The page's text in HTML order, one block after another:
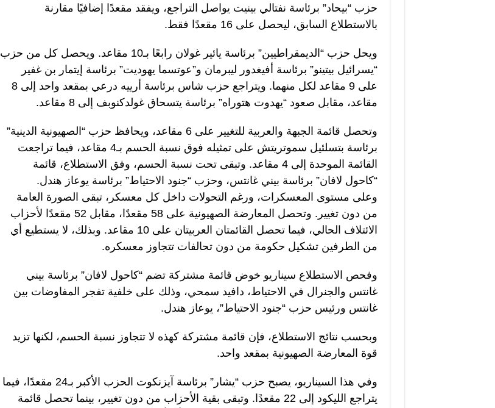
حزب “بيحاد” برئاسة نفتالي بينيت يواصل التراجع، ويفقد مقعدًا إضافيًا مقارنة
بالاستطلاع السابق، ليحصل على 16 مقعدًا فقط.
ويحل حزب “الديمقراطيين” برئاسة يائير غولان رابعًا بـ10 مقاعد. ويحصل كل من حزب
“يسرائيل بيتينو” برئاسة أفيغدور ليبرمان و”عوتسما يهوديت” برئاسة إيتمار بن غفير
على 9 مقاعد لكل منهما. ويتراجع حزب شاس برئاسة أرييه درعي بمقعد واحد إلى 8
مقاعد، مقابل صعود “يهدوت هتوراه” برئاسة يتسحاق غولدكنوبف إلى 8 مقاعد.
وتحصل قائمة الجبهة والعربية للتغيير على 6 مقاعد، ويحافظ حزب “الصهيونية الدينية”
برئاسة بتسلئيل سموتريتش على تمثيله فوق نسبة الحسم بـ4 مقاعد، فيما تراجعت
القائمة الموحدة إلى 4 مقاعد. وتبقى تحت نسبة الحسم، وفق الاستطلاع، قائمة
“كاحول لافان” برئاسة بيني غانتس، وحزب “جنود الاحتياط” برئاسة يوعاز هندل.
وعلى مستوى المعسكرات، ورغم التحولات داخل كل معسكر، تبقى الصورة العامة
من دون تغيير. وتحصل المعارضة الصهيونية على 58 مقعدًا، مقابل 52 مقعدًا لأحزاب
الائتلاف الحالي، فيما تحصل القائمتان العربيتان على 10 مقاعد. وبذلك، لا يستطيع أي
من الطرفين تشكيل حكومة من دون تحالفات تتجاوز معسكره.
وفحص الاستطلاع سيناريو خوض قائمة مشتركة تضم “كاحول لافان” برئاسة بيني
غانتس والجنرال في الاحتياط، دافيد سمحي، وذلك على خلفية تفجر المفاوضات بين
غانتس ورئيس حزب “جنود الاحتياط”، يوعاز هندل.
وبحسب نتائج الاستطلاع، فإن قائمة مشتركة كهذه لا تتجاوز نسبة الحسم، لكنها تزيد
قوة المعارضة الصهيونية بمقعد واحد.
وفي هذا السيناريو، يصبح حزب “يشار” برئاسة آيزنكوت الحزب الأكبر بـ24 مقعدًا، فيما
يتراجع الليكود إلى 22 مقعدًا. وتبقى بقية الأحزاب من دون تغيير، بينما تحصل قائمة